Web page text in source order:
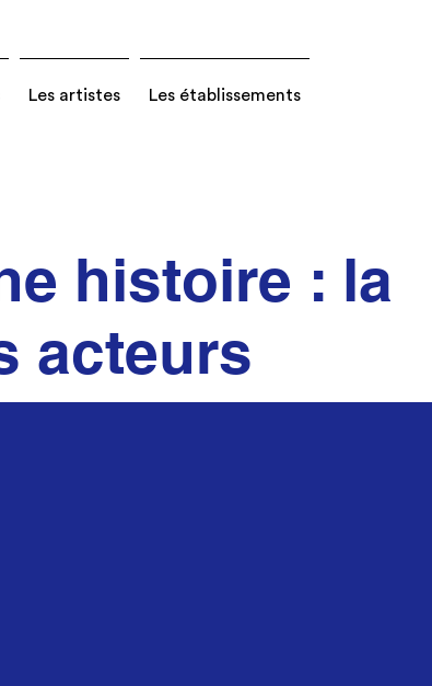
Les artistes Les établissements
histoire : la
acteurs